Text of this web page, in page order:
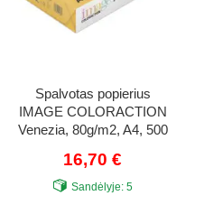
Spalvotas popierius
IMAGE COLORACTION
Venezia, 80g/m2, A4, 500
Gold)
16,70 €
Sandėlyje:5